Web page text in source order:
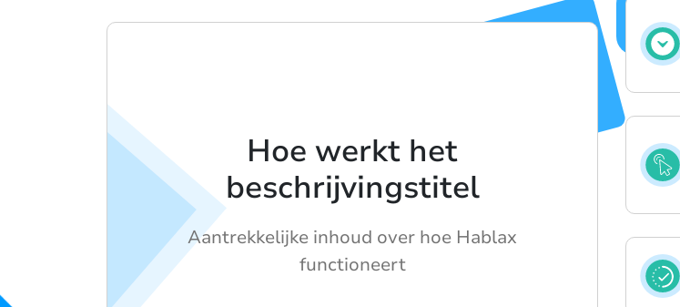
Hoe werkt het
beschrijvingstitel
Aantrekkelijke inhoud over hoe Hablax
functioneert